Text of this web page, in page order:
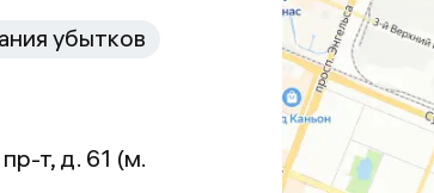
убытков
т, д. 61 (м.